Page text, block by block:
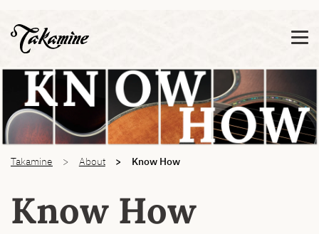
Diese Meldung nicht mehr anzeigen
Takamine About Know How
Know How